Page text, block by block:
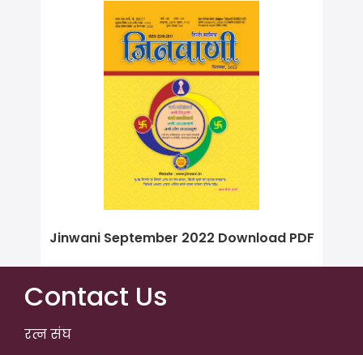
Jinwani September 2022 Download PDF
Contact Us
रत्न संघ